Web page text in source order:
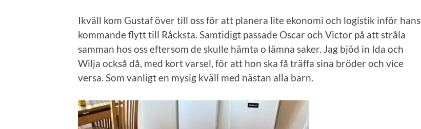
Ikväll kom Gustaf över till oss för att planera lite ekonomi och logistik inför hans
kommande flytt till Råcksta. Samtidigt passade Oscar och Victor på att stråla
samman hos oss eftersom de skulle hämta o lämna saker. Jag bjöd in Ida och
Wilja också då, med kort varsel, för att hon ska få träffa sina bröder och vice
versa. Som vanligt en mysig kväll med nästan alla barn.